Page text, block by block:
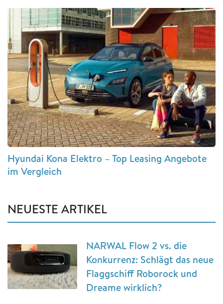
Hyundai Kona Elektro – Top Leasing Angebote
im Vergleich
NEUESTE ARTIKEL
NARWAL Flow 2 vs. die
Konkurrenz: Schlägt das neue
Flaggschiff Roborock und
Dreame wirklich?